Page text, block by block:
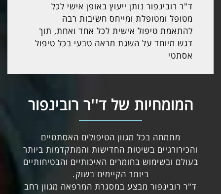
ד"ר רובינפור נותן ייעוץ באופן אישי לכל
מטופל ומטופלת ומייחס חשיבות רבה
להתאמת טיפול אישית לכל אחד ואחת, תוך
דגש מיוחד על השגת מראה טבעי בכל טיפול
אסתטי
המומחיות של ד''ר רובינפור
מתמחה בכל מגוון הטיפולים האסתטיים
והכירורגיים בשיטות החדישות והמתקדמות ביותר
בעולם ובשימוש בחומרים האיכותיים והבטיחותיים
ביותר הקיימים בשוק.
ד"ר רובינפור מבצע במסגרת המרפאה מגוון רחב